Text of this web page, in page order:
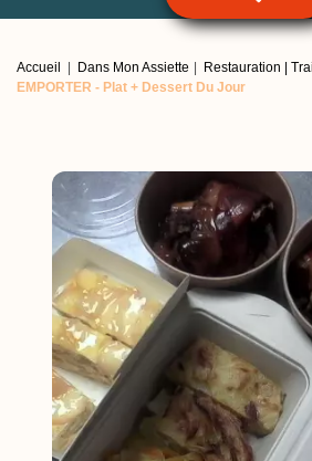
Accueil Dans Mon Assiette Restauration |
EMPORTER - Plat + Dessert Du Jour